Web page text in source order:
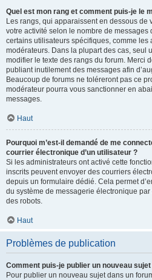
Quel est mon rang et comment puis-je le
Les rangs, qui apparaissent en dessous de
votre activité selon le nombre de
certains utilisateurs spécifiques, comme les
modérateurs. Dans la plupart des cas, seul
modifier le texte des rangs du forum. Merci
publiant inutilement des messages afin
Beaucoup de forums ne toléreront pas ce
modérateur pourra vous sanctionner en
messages.
Haut
Pourquoi m’est-il demandé de me
courrier électronique d’un utilisateur ?
Si les administrateurs ont activé cette
inscrits peuvent envoyer des courriers
depuis un formulaire dédié. Cela permet
du système de messagerie électronique
des robots.
Haut
Problèmes de publication
Comment puis-je publier un nouveau
Pour publier un nouveau sujet dans un